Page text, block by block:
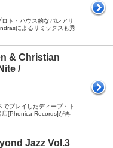
ト・ハウス的なバレアリ
によるリミックスも秀
& Christian
/
プレイしたディープ・ト
店[Phonica Records]が再
Jazz Vol.3